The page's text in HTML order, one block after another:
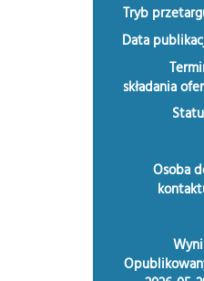
Tryb
Data
składania
Osoba